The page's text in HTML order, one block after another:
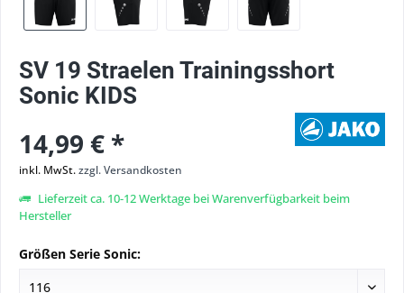
SV 19 Straelen Trainingsshort
Sonic KIDS
14,99 € *
inkl. MwSt.zzgl. Versandkosten
Lieferzeit ca. 10-12 Werktage bei Warenverfügbarkeit beim
Hersteller
Größen Serie Sonic: